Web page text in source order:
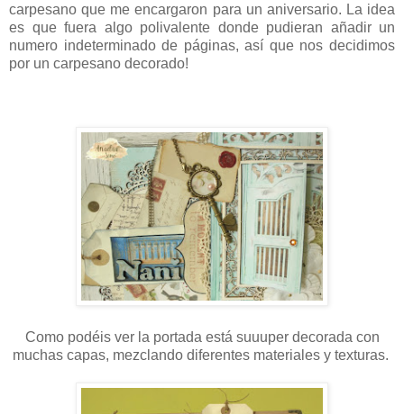
carpesano que me encargaron para un aniversario. La idea
es que fuera algo polivalente donde pudieran añadir un
numero indeterminado de páginas, así que nos decidimos
por un carpesano decorado!
Como podéis ver la portada está suuuper decorada con
muchas capas, mezclando diferentes materiales y texturas.